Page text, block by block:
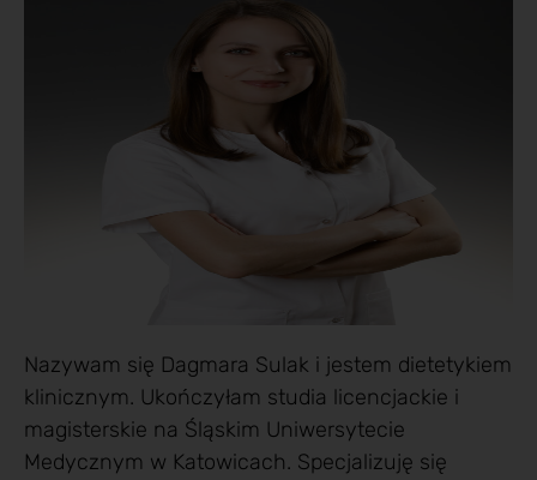
Nazywam się Dagmara Sulak i jestem dietetykiem
klinicznym. Ukończyłam studia licencjackie i
magisterskie na Śląskim Uniwersytecie
Medycznym w Katowicach. Specjalizuję się